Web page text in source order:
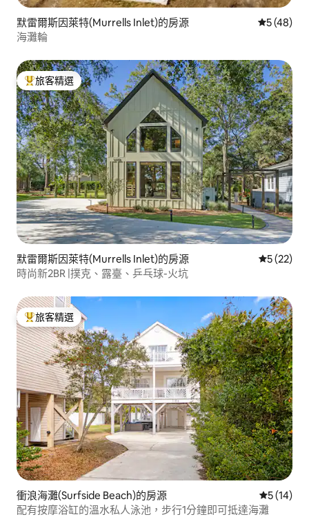
默雷爾斯因萊特(Murrells Inlet)的房源 從 48 則評
5 (48)
海灘輪
旅客精選榜首
旅客精選
默雷爾斯因萊特(Murrells Inlet)的房源 從 22 則評
5 (22)
時尚新2BR |撲克、露臺、乒乓球-火坑
旅客精選榜首
旅客精選
衝浪海灘(Surfside Beach)的房源 從 14 則
5 (14)
配有按摩浴缸的溫水私人泳池，步行1分鐘即可抵達海灘